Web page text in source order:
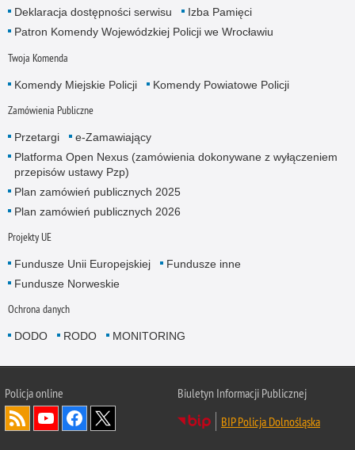
Deklaracja dostępności serwisu
Izba Pamięci
Patron Komendy Wojewódzkiej Policji we Wrocławiu
Twoja Komenda
Komendy Miejskie Policji Komendy Powiatowe Policji
Zamówienia Publiczne
Przetargi
e-Zamawiający
Platforma Open Nexus (zamówienia dokonywane z wyłączeniem
przepisów ustawy Pzp)
Plan zamówień publicznych 2025
Plan zamówień publicznych 2026
Projekty UE
Fundusze Unii Europejskiej
Fundusze inne
Fundusze Norweskie
Ochrona danych
DODO RODO MONITORING
Policjaonline
Biuletyn Informacji Publicznej
BIP Policja Dolnośląska